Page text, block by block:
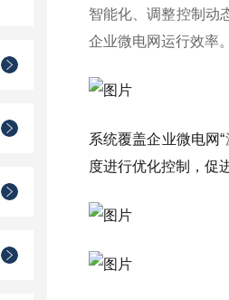
智能化、调整控制动
企业微电网运行效率。
系统覆盖企业微电网“
度进行优化控制，促